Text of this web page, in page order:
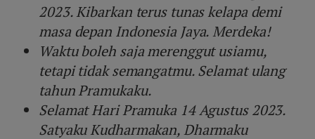
2023. Kibarkan terus tunas kelapa demi
masa depan Indonesia Jaya. Merdeka!
Waktu boleh saja merenggut usiamu,
tetapi tidak semangatmu. Selamat ulang
tahun Pramukaku.
Selamat Hari Pramuka 14 Agustus 2023.
Satyaku Kudharmakan, Dharmaku